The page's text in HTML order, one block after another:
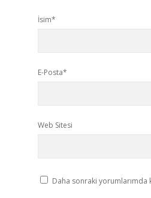
İsim*
E-Posta*
Web Sitesi
Daha sonraki yorumlarımda